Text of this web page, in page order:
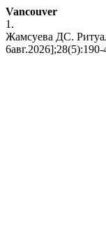
Vancouver
1.
Жамсуева ДС.